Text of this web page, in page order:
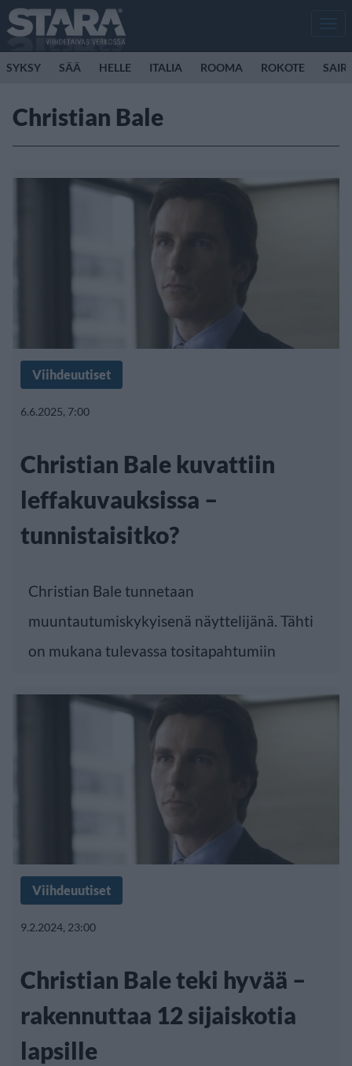
SYKSY SÄÄ HELLE ITALIA ROOMA ROKOTE
Christian Bale
Viihdeuutiset
6.6.2025, 7:00
Christian Bale kuvattiin
leffakuvauksissa –
tunnistaisitko?
Christian Bale tunnetaan
muuntautumiskykyisenä näyttelijänä. Tähti
on mukana tulevassa tositapahtumiin
Viihdeuutiset
9.2.2024, 23:00
Christian Bale teki hyvää –
rakennuttaa 12 sijaiskotia
lapsille